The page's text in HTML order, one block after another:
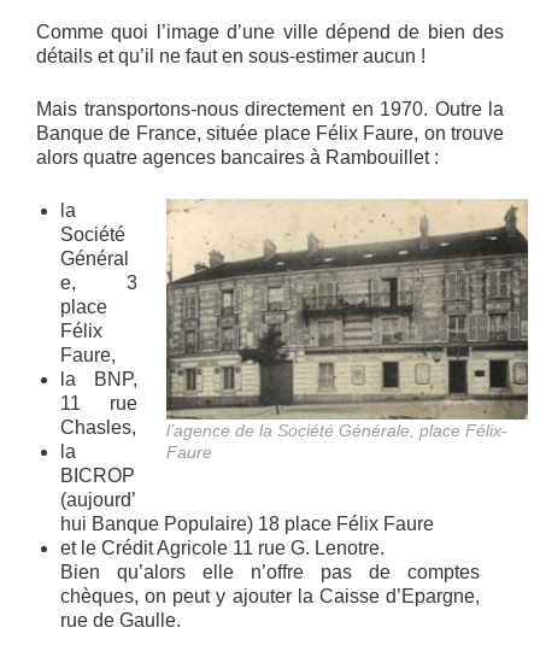
Comme quoi l’image d’une ville dépend de bien des
détails et qu’il ne faut en sous-estimer aucun !
Mais transportons-nous directement en 1970. Outre la
Banque de France, située place Félix Faure, on trouve
alors quatre agences bancaires à Rambouillet :
l’agence de la Société Générale, place Félix-
Faure
la
Société
Général
e, 3
place
Félix
Faure,
la BNP,
11 rue
Chasles,
la
BICROP
(aujourd’
hui Banque Populaire) 18 place Félix Faure
et le Crédit Agricole 11 rue G. Lenotre.
Bien qu’alors elle n’offre pas de comptes
chèques, on peut y ajouter la Caisse d’Epargne,
rue de Gaulle.